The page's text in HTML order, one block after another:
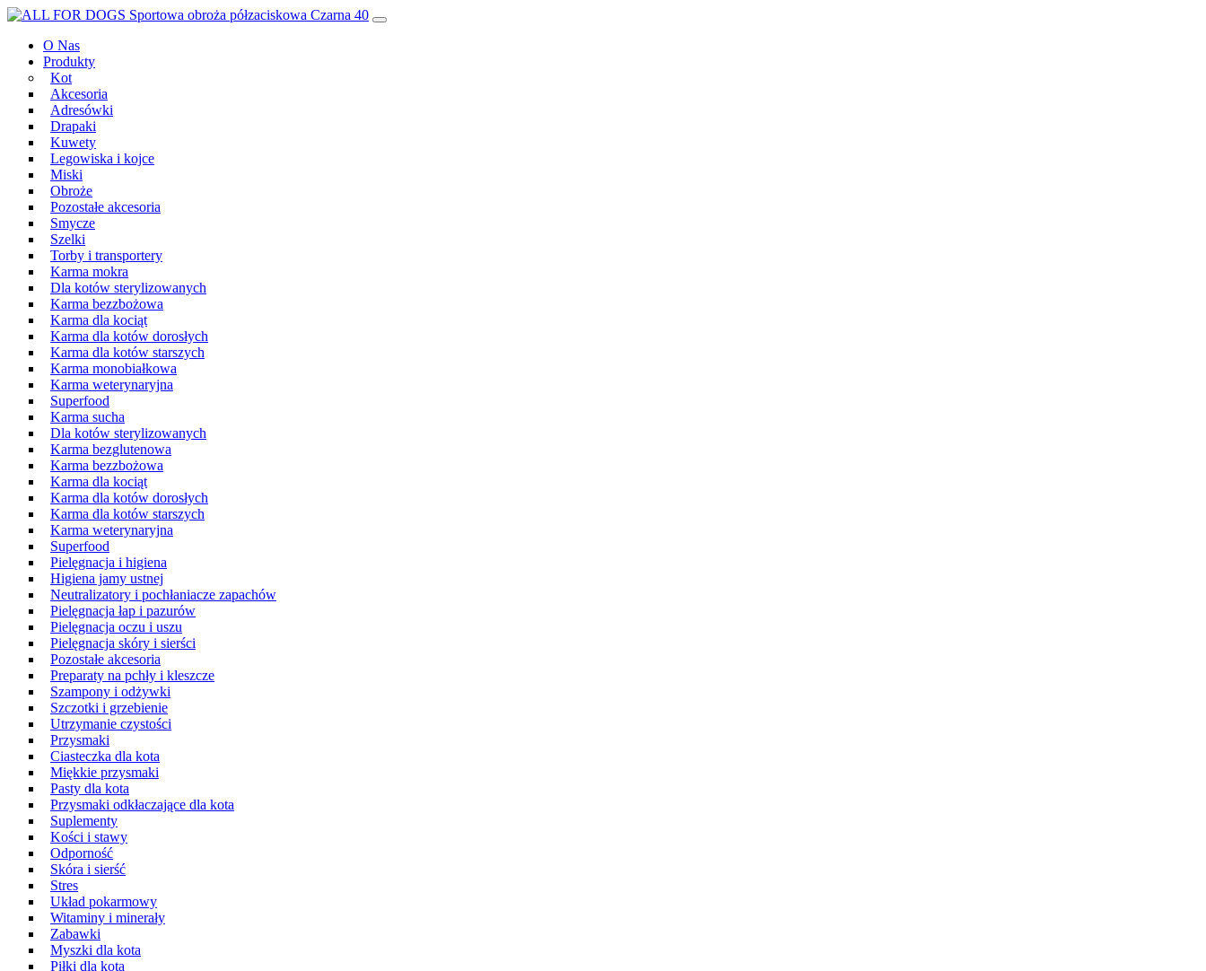
Przeskocz
treści
Main
Navigation
O Nas
Produkty
Kot
Akcesoria
Adresówki
Drapaki
Kuwety
Legowiska i kojce
Miski
Obroże
Pozostałe akcesoria
Smycze
Szelki
Torby i transportery
Karma mokra
Dla kotów sterylizowanych
Karma bezzbożowa
Karma dla kociąt
Karma dla kotów dorosłych
Karma dla kotów starszych
Karma monobiałkowa
Karma weterynaryjna
Superfood
Karma sucha
Dla kotów sterylizowanych
Karma bezglutenowa
Karma bezzbożowa
Karma dla kociąt
Karma dla kotów dorosłych
Karma dla kotów starszych
Karma weterynaryjna
Superfood
Pielęgnacja i higiena
Higiena jamy ustnej
Neutralizatory i pochłaniacze zapachów
Pielęgnacja łap i pazurów
Pielęgnacja oczu i uszu
Pielęgnacja skóry i sierści
Pozostałe akcesoria
Preparaty na pchły i kleszcze
Szampony i odżywki
Szczotki i grzebienie
Utrzymanie czystości
Przysmaki
Ciasteczka dla kota
Miękkie przysmaki
Pasty dla kota
Przysmaki odkłaczające dla kota
Suplementy
Kości i stawy
Odporność
Skóra i sierść
Stres
Układ pokarmowy
Witaminy i minerały
Zabawki
Myszki dla kota
Piłki dla kota